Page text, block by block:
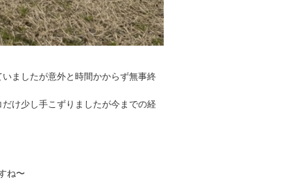
ましたが意外と時間かからず無事終
け少し手こずりましたが今までの経
ね〜